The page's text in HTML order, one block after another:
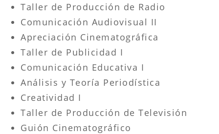
Taller de Producción de Radio
Comunicación Audiovisual II
Apreciación Cinematográfica
Taller de Publicidad I
Comunicación Educativa I
Análisis y Teoría Periodística
Creatividad I
Taller de Producción de Televisión
Guión Cinematográfico